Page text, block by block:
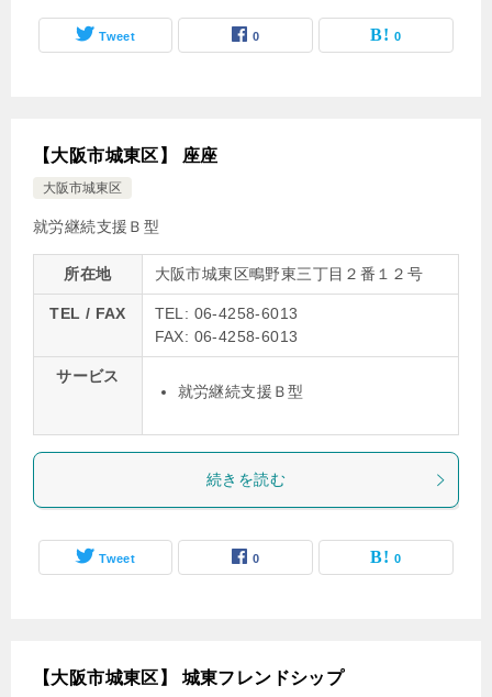
Tweet 0 0
【大阪市城東区】 座座
大阪市城東区
就労継続支援Ｂ型
所在地 大阪市城東区鴫野東三丁目２番１２号
TEL / FAX
TEL: 06-4258-6013
FAX: 06-4258-6013
サービス
就労継続支援Ｂ型
続きを読む
Tweet 0 0
【大阪市城東区】 城東フレンドシップ